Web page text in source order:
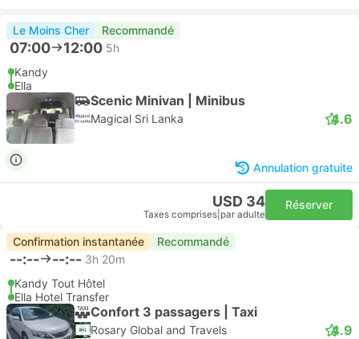
Le Moins Cher Recommandé
07:00 12:00 5h
Kandy
Ella
Scenic Minivan | Minibus
Magical Sri Lanka 4.6
Annulation gratuite
USD 34
Taxes comprises par adulte
Réserver
Confirmation instantanée Recommandé
--:-- --:-- 3h 20m
Kandy Tout Hôtel
Ella Hotel Transfer
Confort 3 passagers | Taxi
Rosary Global and Travels 4.9